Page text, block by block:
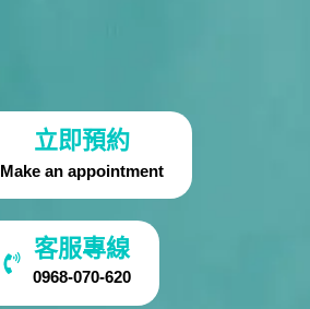
立即預約
Make an appointment
客服專線
0968-070-620